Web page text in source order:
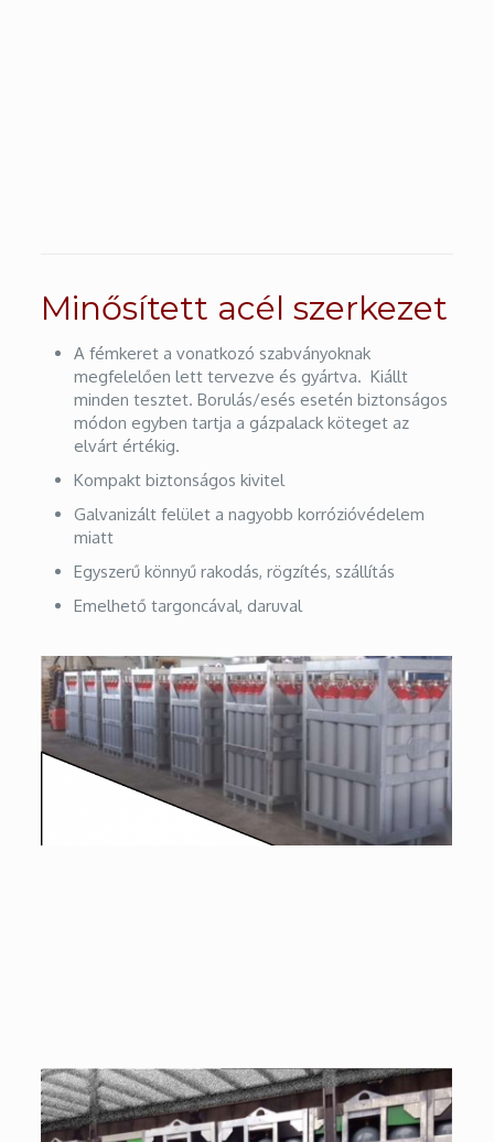
Minősített acél szerkezet
A fémkeret a vonatkozó szabványoknak
megfelelően lett tervezve és gyártva. Kiállt
minden tesztet. Borulás/esés esetén biztonságos
módon egyben tartja a gázpalack köteget az
elvárt értékig.
Kompakt biztonságos kivitel
Galvanizált felület a nagyobb korrózióvédelem
miatt
Egyszerű könnyű rakodás, rögzítés, szállítás
Emelhető targoncával, daruval